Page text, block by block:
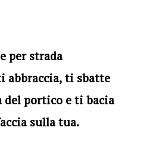
per strada
abbraccia, ti sbatte
del portico e ti bacia
sulla tua.